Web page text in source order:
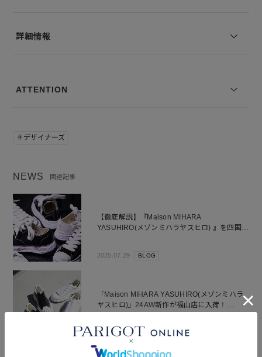
詳細情報
ATTENTION
＃デザイナーズ
NEWS 関連記事
【徹底解説】『Maison MIHARA
YASUHIRO(メゾンミハラヤスヒロ) 』を四国で
2025.07.29 BLOG
「Maison MIHARA YASUHIRO(メゾンミハラ
ヤスヒロ)」24AW新作が福山店に入荷！
BLAKEYスニーカーもご紹介！
2024.08.30 BLOG